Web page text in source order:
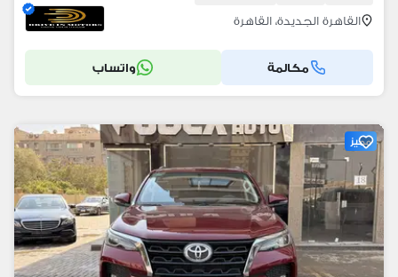
القاهرة الجديدة، القاهرة
مكالمة واتساب
مميز